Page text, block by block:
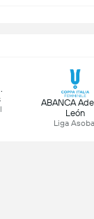
ABANCA
León
Liga